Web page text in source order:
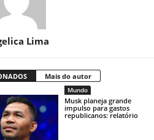
Lima
Mais do autor
Mundo
Musk planeja grande
impulso para gastos
republicanos: relatório